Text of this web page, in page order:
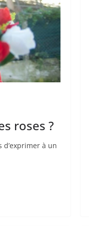
roses ?
d’exprimer à un